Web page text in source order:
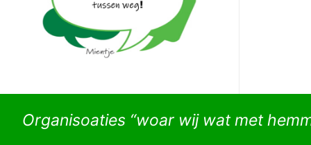
Organisoaties “woar wij wat met